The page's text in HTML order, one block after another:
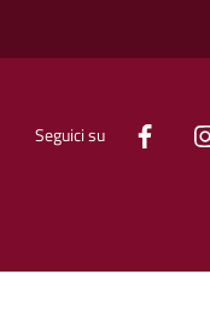
Seguici su